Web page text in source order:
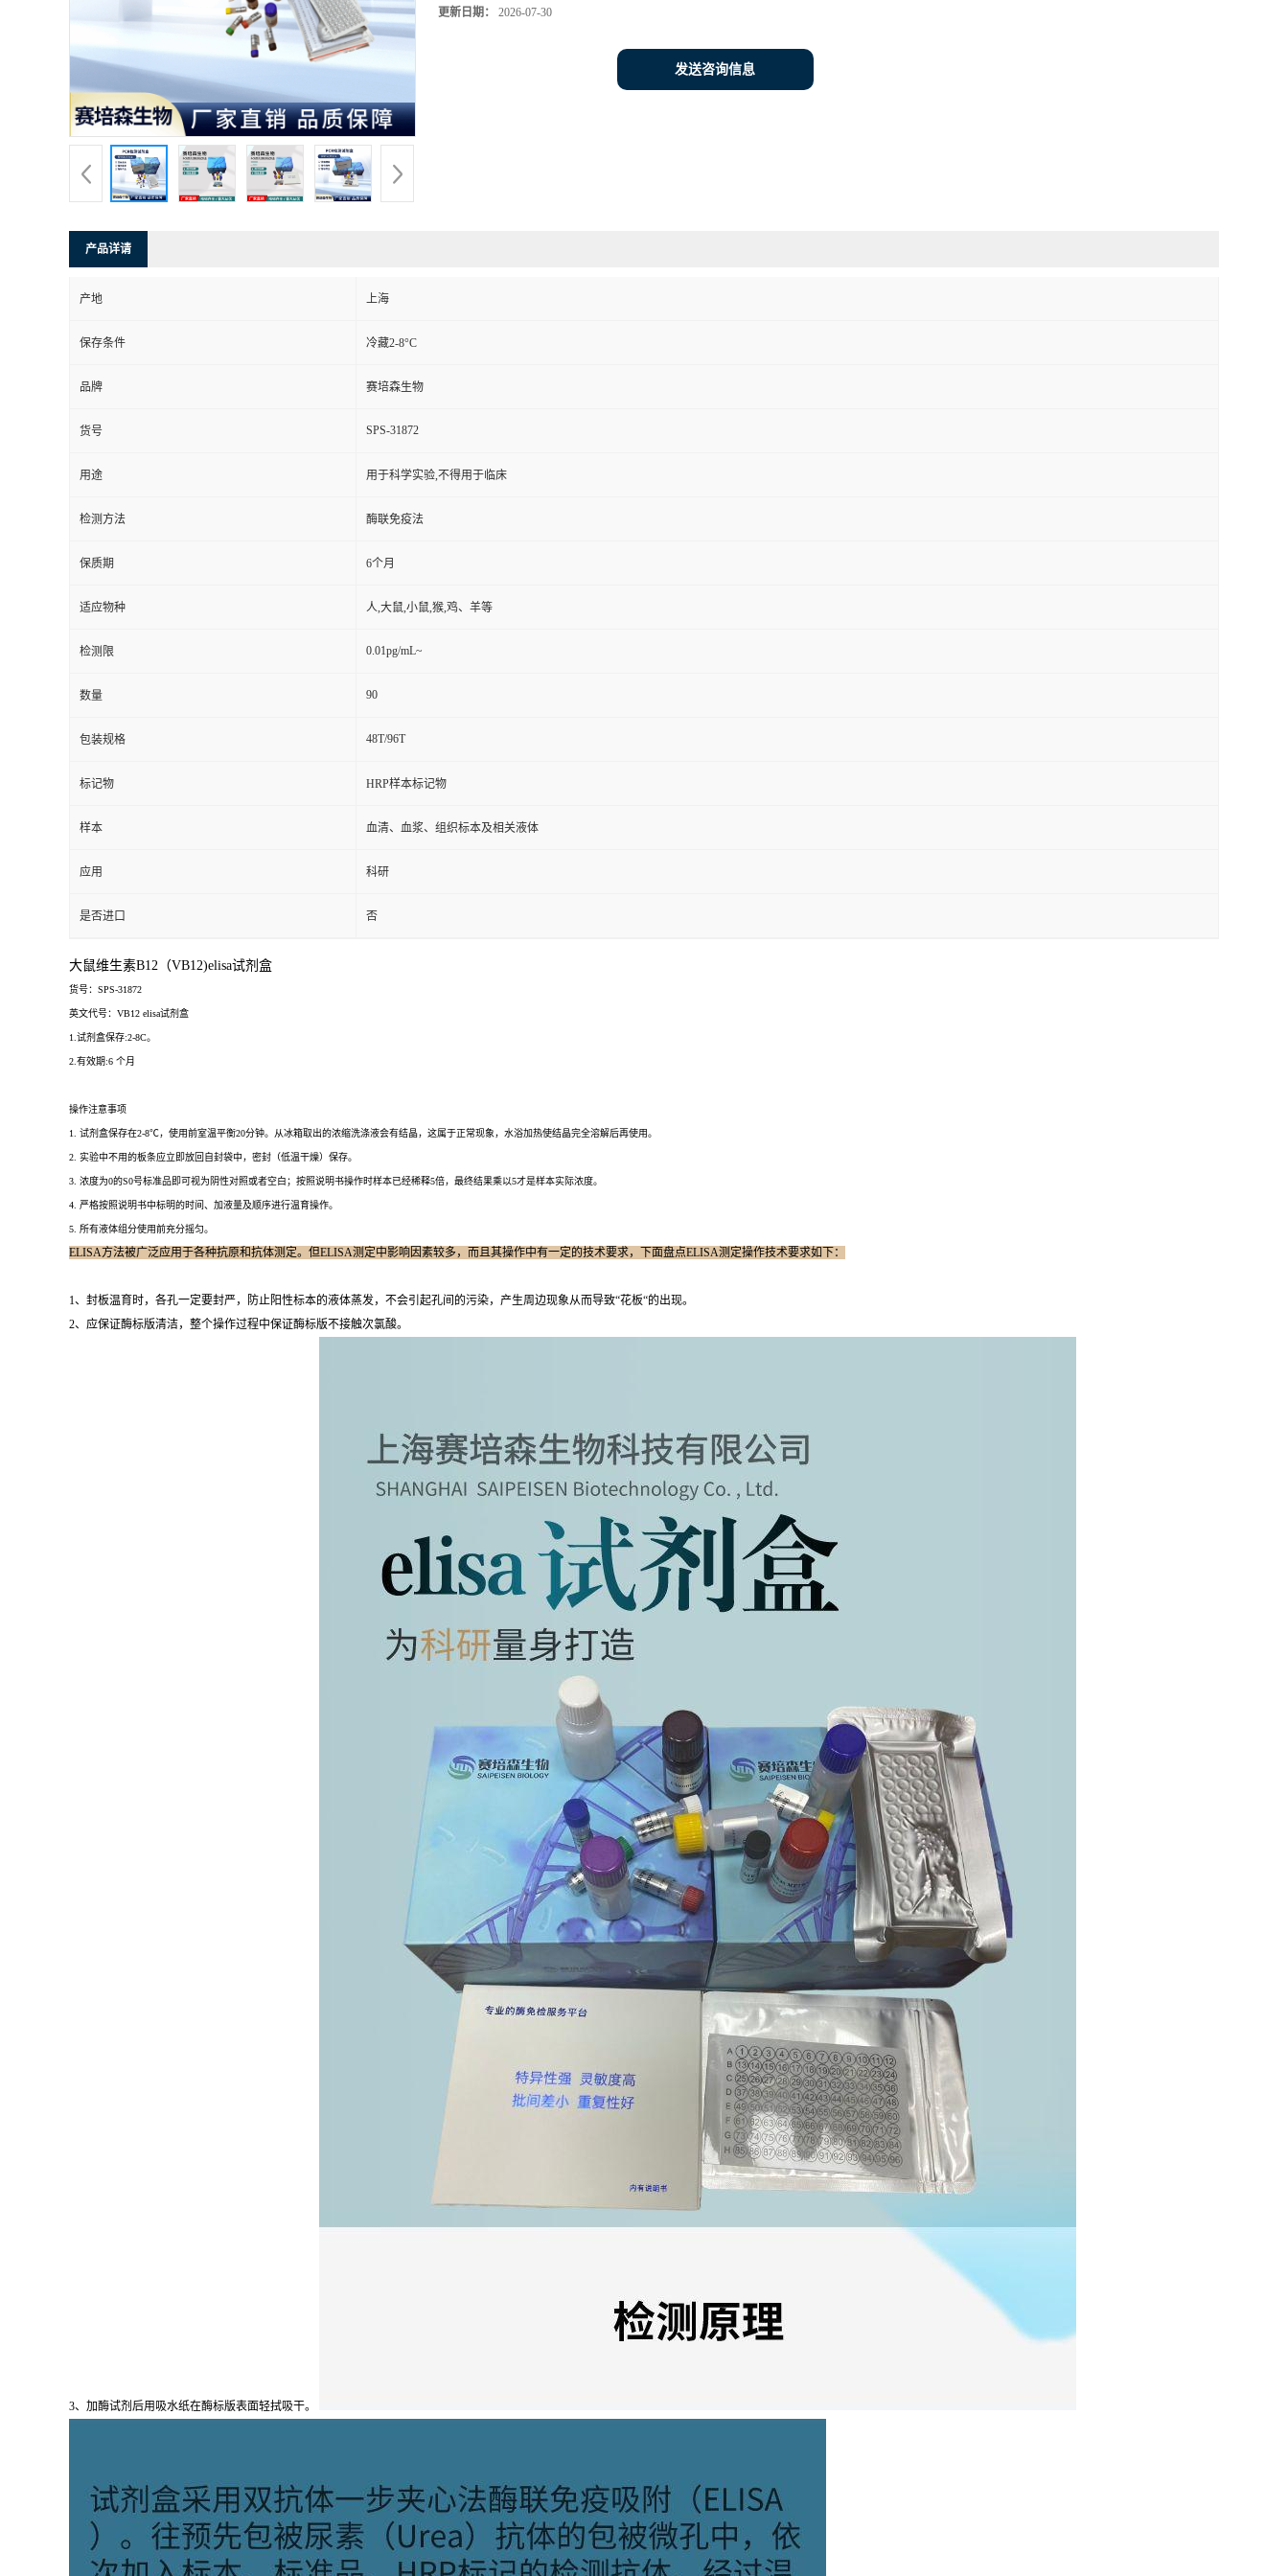
更新日期： 2026-07-30
发送咨询信息
产品详请
产地 上海
保存条件 冷藏2-8°C
品牌 赛培森生物
货号 SPS-31872
用途 用于科学实验,不得用于临床
检测方法 酶联免疫法
保质期 6个月
适应物种 人,大鼠,小鼠,猴,鸡、羊等
检测限 0.01pg/mL~
数量 90
包装规格 48T/96T
标记物 HRP样本标记物
样本 血清、血浆、组织标本及相关液体
应用 科研
是否进口 否
大鼠维生素B12（VB12)elisa试剂盒
货号：SPS-31872
英文代号：VB12 elisa试剂盒
1.试剂盒保存:2-8C。
2.有效期:6 个月
操作注意事项
1. 试剂盒保存在2-8℃，使用前室温平衡20分钟。从冰箱取出的浓缩洗涤液会有结晶，这属于正常现象，水浴加热使结晶完全溶解后再使用。
2. 实验中不用的板条应立即放回自封袋中，密封（低温干燥）保存。
3. 浓度为0的S0号标准品即可视为阴性对照或者空白；按照说明书操作时样本已经稀释5倍，最终结果乘以5才是样本实际浓度。
4. 严格按照说明书中标明的时间、加液量及顺序进行温育操作。
5. 所有液体组分使用前充分摇匀。
ELISA方法被广泛应用于各种抗原和抗体测定。但ELISA测定中影响因素较多，而且其操作中有一定的技术要求，下面盘点ELISA测定操作技术要求如下：
1、封板温育时，各孔一定要封严，防止阳性标本的液体蒸发，不会引起孔间的污染，产生周边现象从而导致“花板“的出现。
2、应保证酶标版清洁，整个操作过程中保证酶标版不接触次氯酸。
3、加酶试剂后用吸水纸在酶标版表面轻拭吸干。